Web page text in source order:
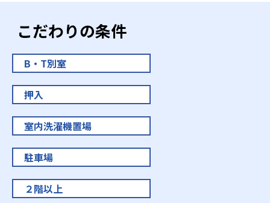
こだわりの条件
B・T別室
押入
室内洗濯機置場
駐車場
２階以上